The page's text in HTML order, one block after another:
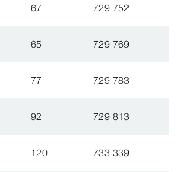
67 729 752
65 729 769
77 729 783
92 729 813
120 733 339